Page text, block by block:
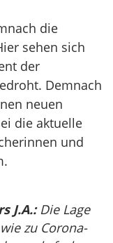
die
sehen sich
der
Demnach
neuen
die aktuelle
und
J.A.:Die Lage
zu Corona-